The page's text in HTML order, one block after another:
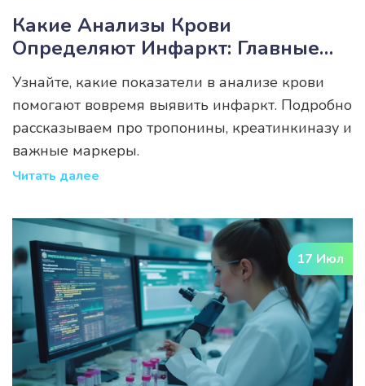
Какие Анализы Крови
Определяют Инфаркт: Главные
Показатели
Узнайте, какие показатели в анализе крови
помогают вовремя выявить инфаркт. Подробно
рассказываем про тропонины, креатинкиназу и
важные маркеры.
Читать далее
17 Июл